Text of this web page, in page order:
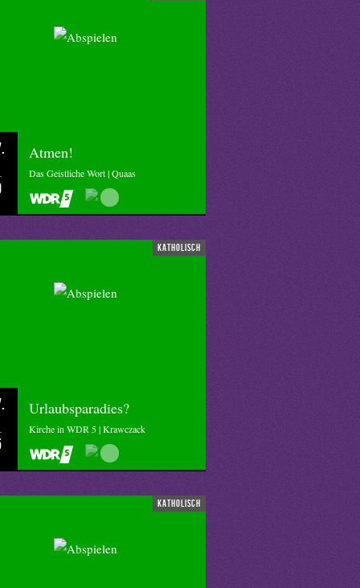
Atmen!
Das Geistliche Wort | Quaas
katholisch
Urlaubsparadies?
Kirche in WDR 5 | Krawczack
katholisch